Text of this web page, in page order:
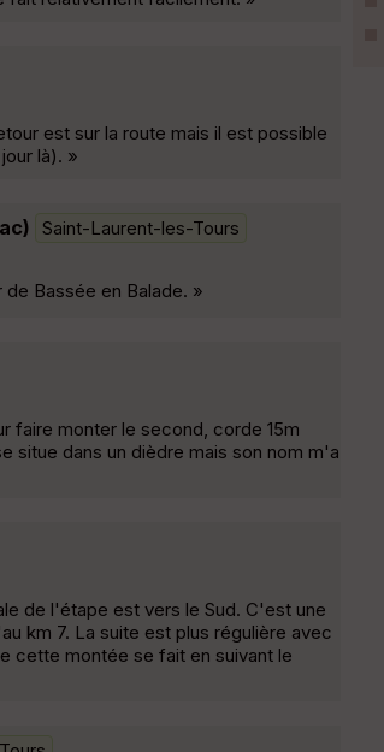
est sur la route mais il est possible
là). »
Saint-Laurent-les-Tours
Bassée en Balade. »
faire monter le second, corde 15m
situe dans un dièdre mais son nom m'a
de l'étape est vers le Sud. C'est une
km 7. La suite est plus régulière avec
cette montée se fait en suivant le